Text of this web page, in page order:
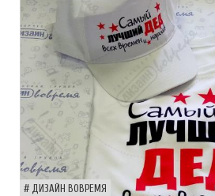
ДИЗАЙН ВОВРЕМЯ